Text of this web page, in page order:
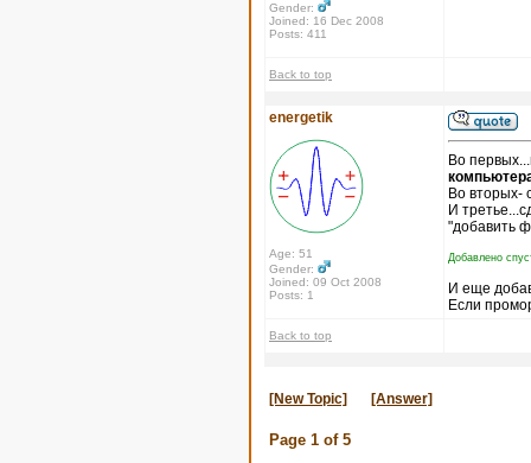
Gender:
Joined: 16 Dec 2008
Posts: 411
Back to top
energetik
Age: 51
Gender:
Joined: 09 Oct 2008
Posts: 1
Во
Во вторых-
И
"добавить
Добавлено
И еще
Если
Back to top
[New Topic] [Answer]
Page 1 of 5